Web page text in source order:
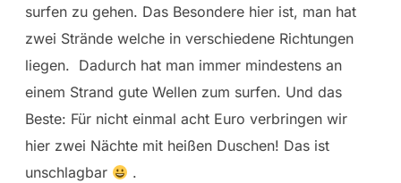
surfen zu gehen. Das Besondere hier ist, man hat
zwei Strände welche in verschiedene Richtungen
liegen. Dadurch hat man immer mindestens an
einem Strand gute Wellen zum surfen. Und das
Beste: Für nicht einmal acht Euro verbringen wir
hier zwei Nächte mit heißen Duschen! Das ist
unschlagbar
.